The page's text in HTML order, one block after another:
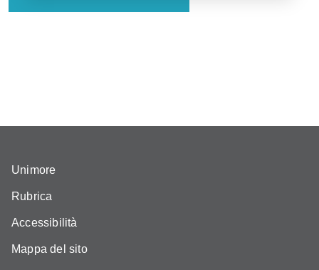
Unimore
Rubrica
Accessibilità
Mappa del sito